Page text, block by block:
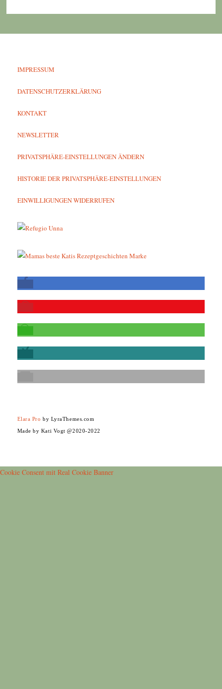
IMPRESSUM
DATENSCHUTZERKLÄRUNG
KONTAKT
NEWSLETTER
PRIVATSPHÄRE-EINSTELLUNGEN ÄNDERN
HISTORIE DER PRIVATSPHÄRE-EINSTELLUNGEN
EINWILLIGUNGEN WIDERRUFEN
Elara Pro by LyraThemes.com
Made by Kati Vogt @2020-2022
Cookie Consent mit Real Cookie Banner